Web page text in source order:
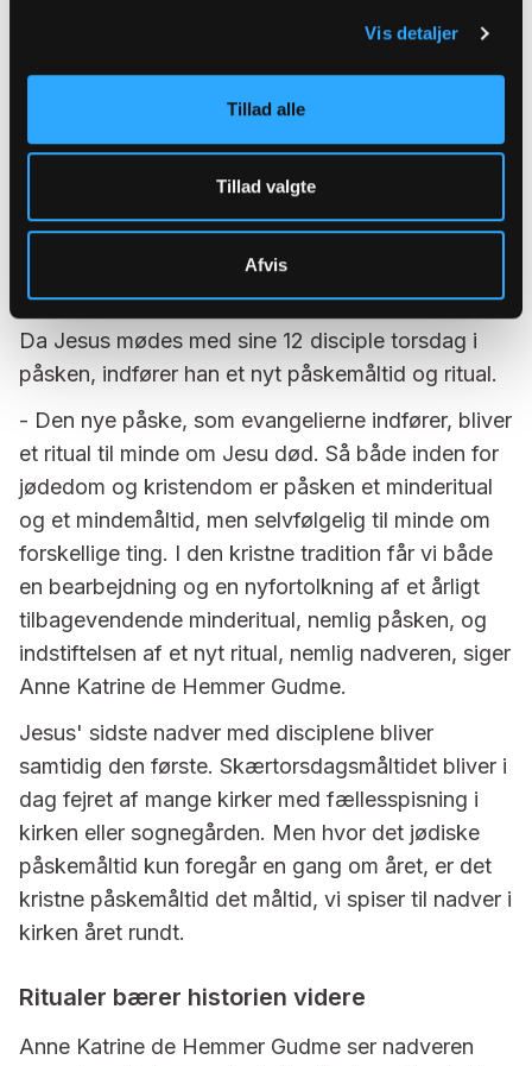
Vis detaljer
Tillad alle
Tillad valgte
Afvis
Spoler vi fra Anden Mosebog frem til Jesus' tid,
havde påskemåltidet sandsynligvis ikke ændret
- De første kristne var jo jøder. Jesus og hans
disciple mødes i Jerusalem for at fejre påsken,
siger Anne Katrine de Hemmer Gudme.
Da Jesus mødes med sine 12 disciple torsdag i
påsken, indfører han et nyt påskemåltid og ritual.
- Den nye påske, som evangelierne indfører, bliver
et ritual til minde om Jesu død. Så både inden for
jødedom og kristendom er påsken et minderitual
og et mindemåltid, men selvfølgelig til minde om
forskellige ting. I den kristne tradition får vi både
en bearbejdning og en nyfortolkning af et årligt
tilbagevendende minderitual, nemlig påsken, og
indstiftelsen af et nyt ritual, nemlig nadveren, siger
Anne Katrine de Hemmer Gudme.
Jesus' sidste nadver med disciplene bliver
samtidig den første. Skærtorsdagsmåltidet bliver i
dag fejret af mange kirker med fællesspisning i
kirken eller sognegården. Men hvor det jødiske
påskemåltid kun foregår en gang om året, er det
kristne påskemåltid det måltid, vi spiser til nadver i
kirken året rundt.
Ritualer bærer historien videre
Anne Katrine de Hemmer Gudme ser nadveren